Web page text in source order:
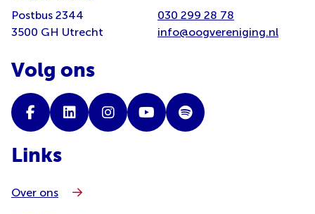
Postbus 2344
3500 GH Utrecht
030 299 28 78
info@oogvereniging.nl
Volg ons
Links
Over ons